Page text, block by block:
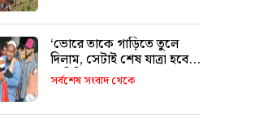
‘ভোরে তাকে গাড়িতে তুলে
দিলাম, সেটাই শেষ যাত্রা হবে
ভাবিনি’
সর্বশেষ সংবাদ থেকে